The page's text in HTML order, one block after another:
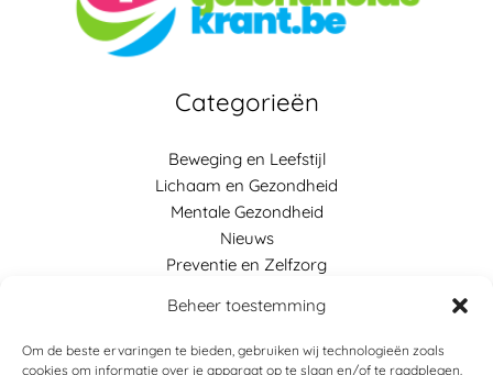
Beheer toestemming
Om de beste ervaringen te bieden, gebruiken wij technologieën zoals
cookies om informatie over je apparaat op te slaan en/of te raadplegen.
Categorieën
Beweging en Leefstijl
Lichaam en Gezondheid
Mentale Gezondheid
Nieuws
Preventie en Zelfzorg